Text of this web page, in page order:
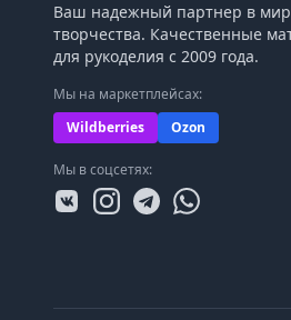
Ваш надежный партнер в
творчества. Качественные
для рукоделия с 2009 года.
Мы на маркетплейсах:
Wildberries
Ozon
Мы в соцсетях: